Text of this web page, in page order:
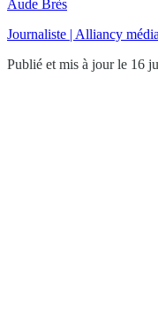
Aude Brès
Journaliste | Alliancy média
Publié et mis à jour le 16